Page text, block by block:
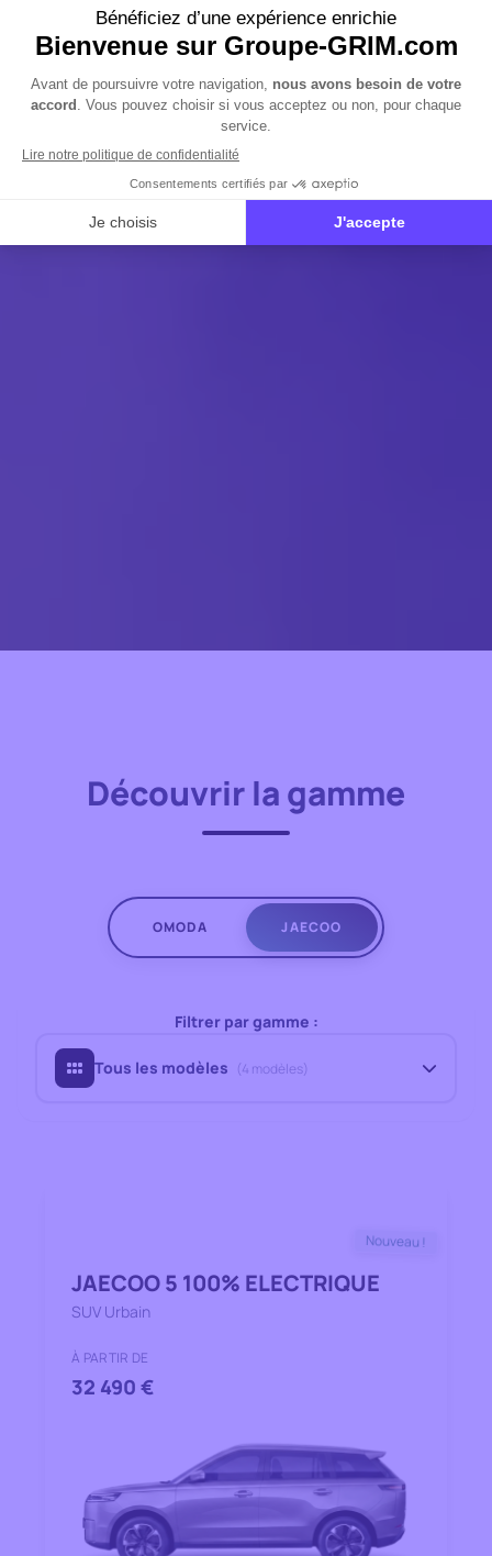
Découvrir la gamme
OMODA JAECOO
Filtrer par gamme :
Tous les modèles (4 modèles)
JAECOO 5 100% ELECTRIQUE
SUV Urbain
Nouveau !
À PARTIR DE
32 490 €